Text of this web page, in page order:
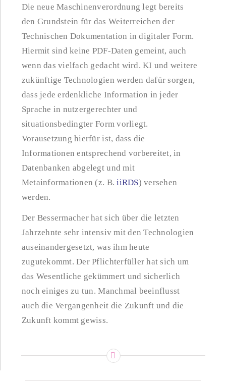
Die neue Maschinenverordnung legt bereits
den Grundstein für das Weiterreichen der
Technischen Dokumentation in digitaler Form.
Hiermit sind keine PDF-Daten gemeint, auch
wenn das vielfach gedacht wird. KI und weitere
zukünftige Technologien werden dafür sorgen,
dass jede erdenkliche Information in jeder
Sprache in nutzergerechter und
situationsbedingter Form vorliegt.
Vorausetzung hierfür ist, dass die
Informationen entsprechend vorbereitet, in
Datenbanken abgelegt und mit
Metainformationen (z. B.iiRDS) versehen
werden.
Der Bessermacher hat sich über die letzten
Jahrzehnte sehr intensiv mit den Technologien
auseinandergesetzt, was ihm heute
zugutekommt. Der Pflichterfüller hat sich um
das Wesentliche gekümmert und sicherlich
noch einiges zu tun. Manchmal beeinflusst
auch die Vergangenheit die Zukunft und die
Zukunft kommt gewiss.